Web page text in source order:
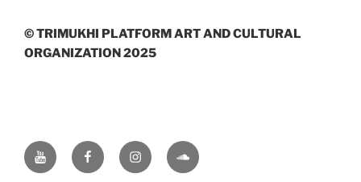
© TRIMUKHI PLATFORM ART AND CULTURAL
ORGANIZATION 2025
Youtube FacebookInstagramSoundcloud